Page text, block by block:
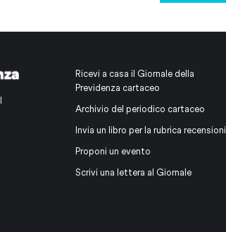
Ricevi a casa il Giornale della
Previdenza cartaceo
Archivio del periodico cartaceo
Invia un libro per la rubrica recensioni
Proponi un evento
Scrivi una lettera al Giornale